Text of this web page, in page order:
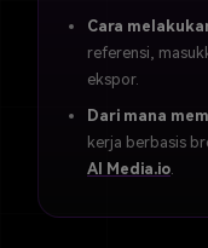
Cara
referensi,
ekspor.
Dari mana
kerja berbasis
AI Media.io